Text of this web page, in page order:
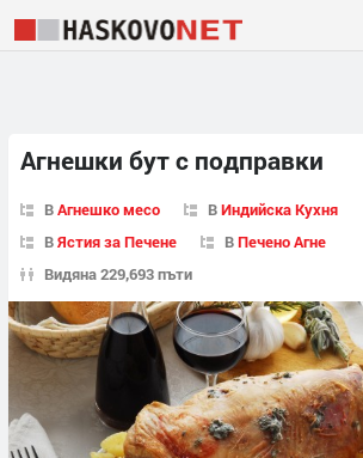
Агнешки бут с подправки
ВАгнешко месо ВИндийска Кухня
ВЯстия за Печене ВПечено Агне
Видяна 229,693 пъти